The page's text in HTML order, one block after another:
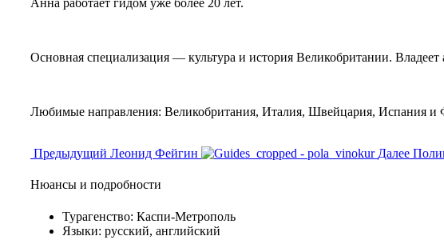
Анна работает гидом уже более 20 лет.
Основная специализация — культура и история Великобритании. Владеет
Любимые направления: Великобритания, Италия, Швейцария, Испания и
Предыдущий Леонид Фейгин Далее
Нюансы и подробности
Турагенство: Каспи-Метрополь
Языки: русский, английский